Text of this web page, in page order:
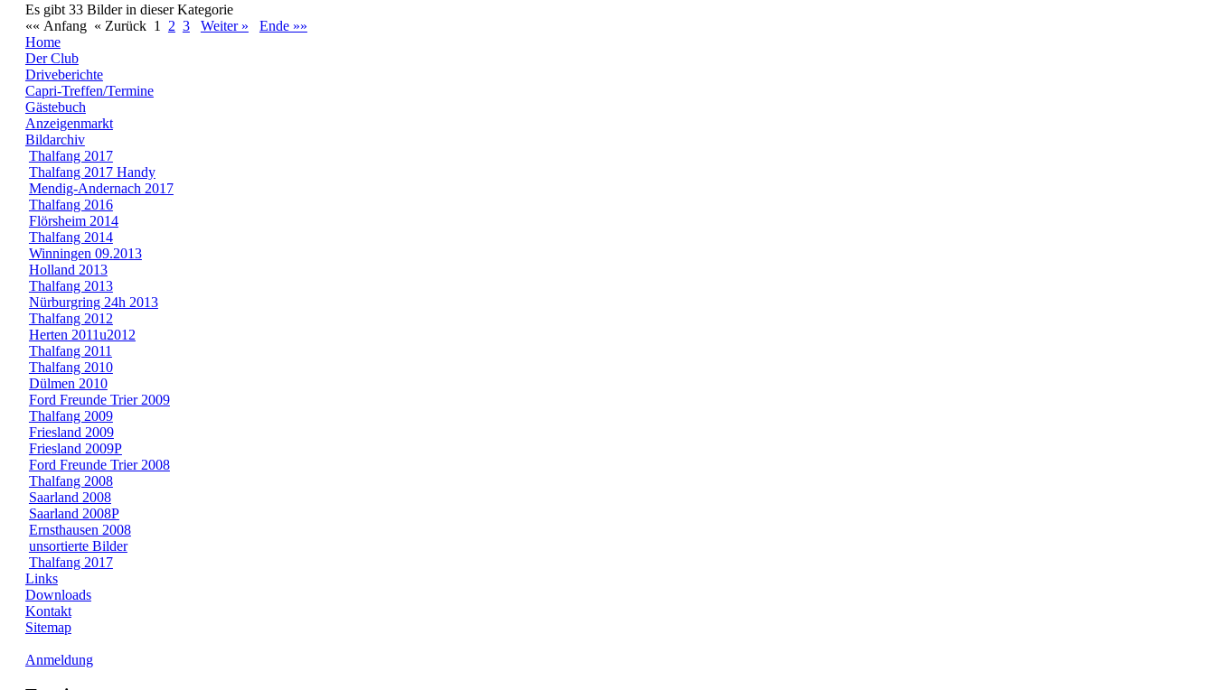
Es gibt 33 Bilder in dieser Kategorie
«« Anfang « Zurück 1 2 3 Weiter »
Ende »»
Home
Der Club
Driveberichte
Capri-Treffen/Termine
Gästebuch
Anzeigenmarkt
Bildarchiv
Thalfang 2017
Thalfang 2017 Handy
Mendig-Andernach 2017
Thalfang 2016
Flörsheim 2014
Thalfang 2014
Winningen 09.2013
Holland 2013
Thalfang 2013
Nürburgring 24h 2013
Thalfang 2012
Herten 2011u2012
Thalfang 2011
Thalfang 2010
Dülmen 2010
Ford Freunde Trier 2009
Thalfang 2009
Friesland 2009
Friesland 2009P
Ford Freunde Trier 2008
Thalfang 2008
Saarland 2008
Saarland 2008P
Ernsthausen 2008
unsortierte Bilder
Thalfang 2017
Links
Downloads
Kontakt
Sitemap
Anmeldung